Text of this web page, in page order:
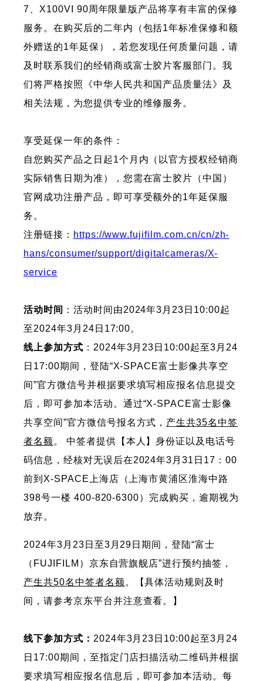
7、X100VI 90周年限量版产品将享有丰富的保修
服务。在购买后的二年内（包括1年标准保修和额
外赠送的1年延保），若您发现任何质量问题，请
及时联系我们的经销商或富士胶片客服部门。我
们将严格按照《中华人民共和国产品质量法》及
相关法规，为您提供专业的维修服务。
享受延保一年的条件：
自您购买产品之日起1个月内（以官方授权经销商
实际销售日期为准），您需在富士胶片（中国）
官网成功注册产品，即可享受额外的1年延保服
务。
注册链接： https://www.fujifilm.com.cn/cn/zh-
hans/consumer/support/digitalcameras/X-
service
活动时间 ：活动时间由2024年3月23日10:00起
至2024年3月24日17:00。
线上参加方式 ：2024年3月23日10:00起至3月24
日17:00期间，登陆“X-SPACE富士影像共享空
间”官方微信号并根据要求填写相应报名信息提交
后，即可参加本活动。通过“X-SPACE富士影像
共享空间”官方微信号报名方式， 产生共35名中签
者名额。 中签者提供【本人】身份证以及电话号
码信息，经核对无误后在2024年3月31日17：00
前到X-SPACE上海店（上海市黄浦区淮海中路
398号一楼 400-820-6300）完成购买，逾期视为
放弃。
2024年3月23日至3月29日期间，登陆“富士
（FUJIFILM）京东自营旗舰店”进行预约抽签，
产生共50名中签者名额。【具体活动规则及时
间，请参考京东平台并注意查看。】
线下参加方式： 2024年3月23日10:00起至3月24
日17:00期间，至指定门店扫描活动二维码并根据
要求填写相应报名信息后，即可参加本活动。每